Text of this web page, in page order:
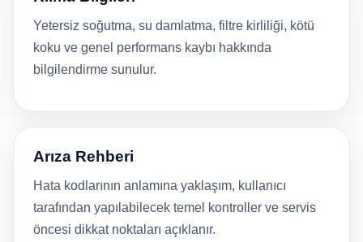
Yetersiz soğutma, su damlatma, filtre kirliliği, kötü
koku ve genel performans kaybı hakkında
bilgilendirme sunulur.
Arıza Rehberi
Hata kodlarının anlamına yaklaşım, kullanıcı
tarafından yapılabilecek temel kontroller ve servis
öncesi dikkat noktaları açıklanır.